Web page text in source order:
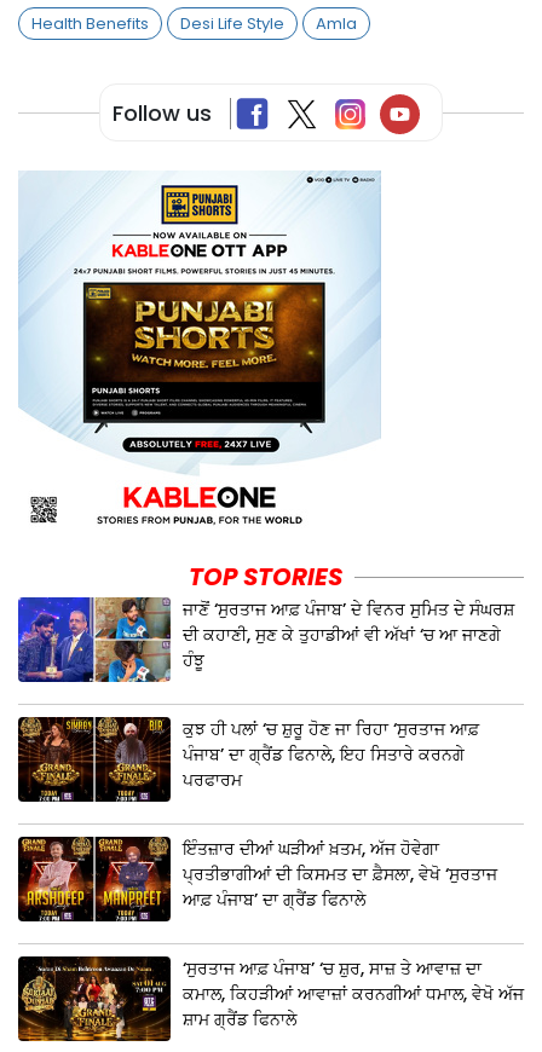
Health Benefits Desi Life Style Amla
Follow us
TOP STORIES
ਜਾਣੋਂ ‘ਸੁਰਤਾਜ ਆਫ਼ ਪੰਜਾਬ’ ਦੇ ਵਿਨਰ ਸੁਮਿਤ ਦੇ ਸੰਘਰਸ਼
ਦੀ ਕਹਾਣੀ, ਸੁਣ ਕੇ ਤੁਹਾਡੀਆਂ ਵੀ ਅੱਖਾਂ ‘ਚ ਆ ਜਾਣਗੇ
ਹੰਝੂ
ਕੁਝ ਹੀ ਪਲਾਂ ‘ਚ ਸ਼ੁਰੂ ਹੋਣ ਜਾ ਰਿਹਾ ‘ਸੁਰਤਾਜ ਆਫ਼
ਪੰਜਾਬ’ ਦਾ ਗ੍ਰੈਂਡ ਫਿਨਾਲੇ, ਇਹ ਸਿਤਾਰੇ ਕਰਨਗੇ
ਪਰਫਾਰਮ
ਇੰਤਜ਼ਾਰ ਦੀਆਂ ਘੜੀਆਂ ਖ਼ਤਮ, ਅੱਜ ਹੋਵੇਗਾ
ਪ੍ਰਤੀਭਾਗੀਆਂ ਦੀ ਕਿਸਮਤ ਦਾ ਫ਼ੈਸਲਾ, ਵੇਖੋ ‘ਸੁਰਤਾਜ
ਆਫ਼ ਪੰਜਾਬ’ ਦਾ ਗ੍ਰੈਂਡ ਫਿਨਾਲੇ
‘ਸੁਰਤਾਜ ਆਫ਼ ਪੰਜਾਬ’ ‘ਚ ਸ਼ੁਰ, ਸਾਜ਼ ਤੇ ਆਵਾਜ਼ ਦਾ
ਕਮਾਲ, ਕਿਹੜੀਆਂ ਆਵਾਜ਼ਾਂ ਕਰਨਗੀਆਂ ਧਮਾਲ, ਵੇਖੋ ਅੱਜ
ਸ਼ਾਮ ਗ੍ਰੈਂਡ ਫਿਨਾਲੇ